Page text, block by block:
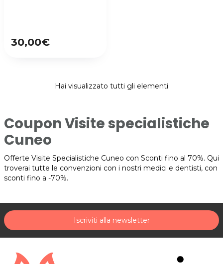
30,00€
Hai visualizzato tutti gli elementi
Coupon Visite specialistiche
Cuneo
Offerte Visite Specialistiche Cuneo con Sconti fino al 70%. Qui
troverai tutte le convenzioni con i nostri medici e dentisti, con
sconti fino a -70%.
Iscriviti alla newsletter